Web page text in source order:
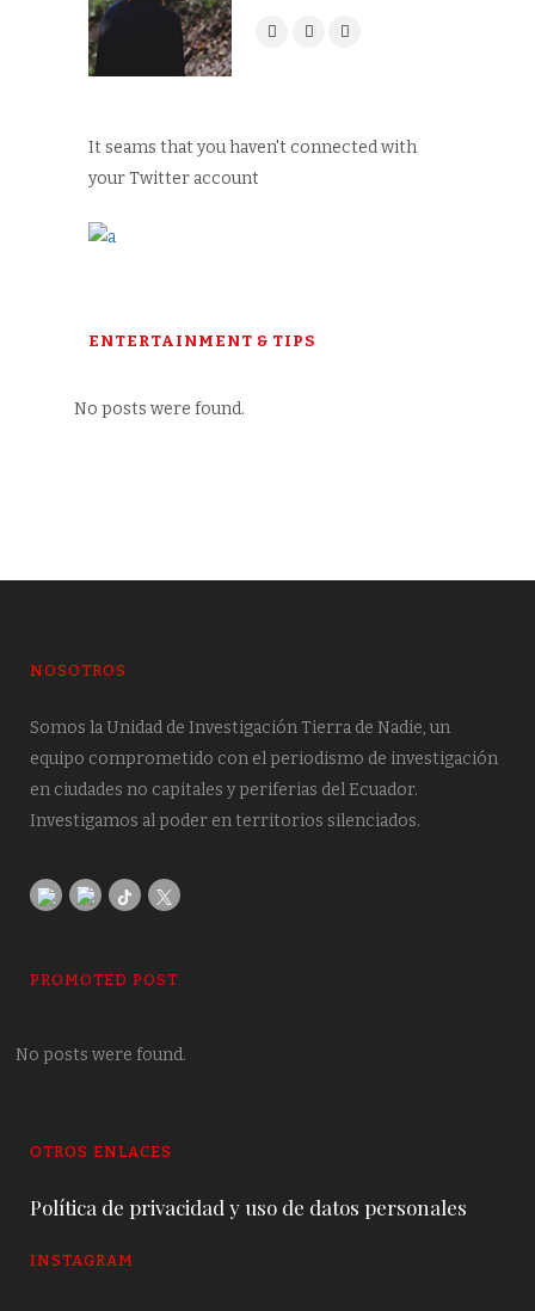
It seams that you haven't connected with
your Twitter account
ENTERTAINMENT & TIPS
No posts were found.
NOSOTROS
Somos la Unidad de Investigación Tierra de Nadie, un
equipo comprometido con el periodismo de investigación
en ciudades no capitales y periferias del Ecuador.
Investigamos al poder en territorios silenciados.
PROMOTED POST
No posts were found.
OTROS ENLACES
Política de privacidad y uso de datos personales
INSTAGRAM